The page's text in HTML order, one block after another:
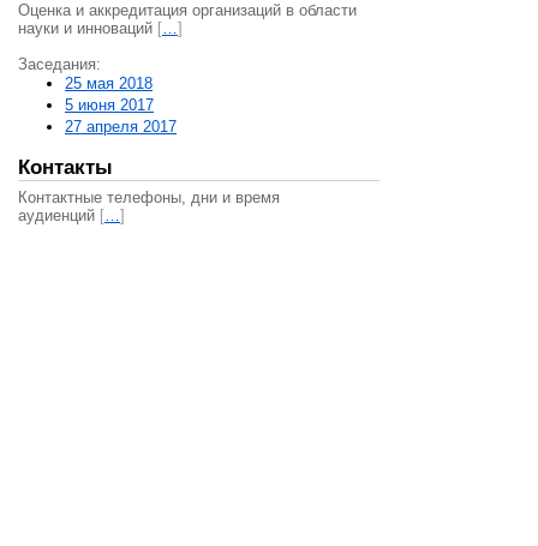
Оценка и аккредитация организаций в области
науки и инноваций […]
Заседания:
25 мая 2018
5 июня 2017
27 апреля 2017
Контакты
Контактные телефоны, дни и время
аудиенций […]